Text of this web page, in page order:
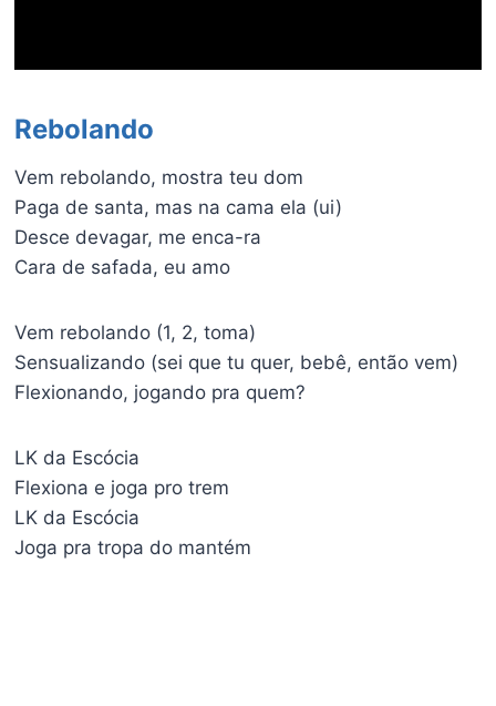
Rebolando
Vem rebolando, mostra teu dom
Paga de santa, mas na cama ela (ui)
Desce devagar, me enca-ra
Cara de safada, eu amo
Vem rebolando (1, 2, toma)
Sensualizando (sei que tu quer, bebê, então vem)
Flexionando, jogando pra quem?
LK da Escócia
Flexiona e joga pro trem
LK da Escócia
Joga pra tropa do mantém